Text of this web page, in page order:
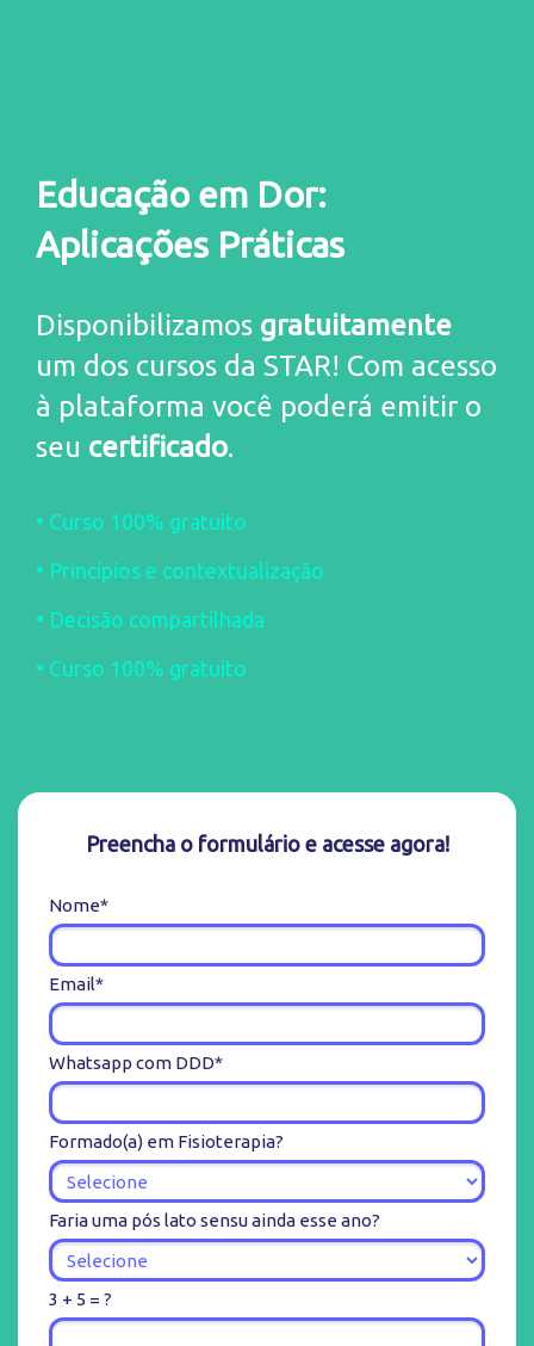
Educação em Dor:
Aplicações Práticas
Disponibilizamos gratuitamente
um dos cursos da STAR! Com acesso
à plataforma você poderá emitir o
seu certificado.
• Curso 100% gratuito
• Princípios e contextualização
• Decisão compartilhada
• Curso 100% gratuito
Preencha o formulário e acesse agora!
Nome*
Email*
Whatsapp com DDD*
Formado(a) em Fisioterapia?
Faria uma pós lato sensu ainda esse ano?
3 + 5 = ?